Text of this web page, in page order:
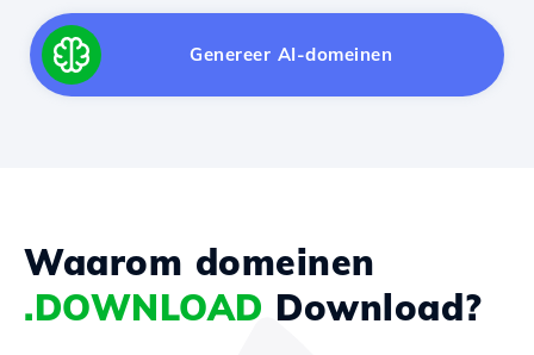
Genereer AI-domeinen
Waarom domeinen
.DOWNLOAD Download?